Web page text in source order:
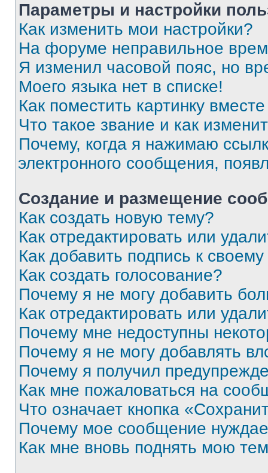
Параметры и настройки
Как изменить мои настройки?
На форуме неправильное
Я изменил часовой пояс, но
Моего языка нет в списке!
Как поместить картинку
Что такое звание и как
Почему, когда я нажимаю
электронного сообщения,
Создание и размещение
Как создать новую тему?
Как отредактировать или
Как добавить подпись к
Как создать голосование?
Почему я не могу добавить
Как отредактировать или
Почему мне недоступны
Почему я не могу добавлять
Почему я получил
Как мне пожаловаться на
Что означает кнопка
Почему мое сообщение
Как мне вновь поднять мою